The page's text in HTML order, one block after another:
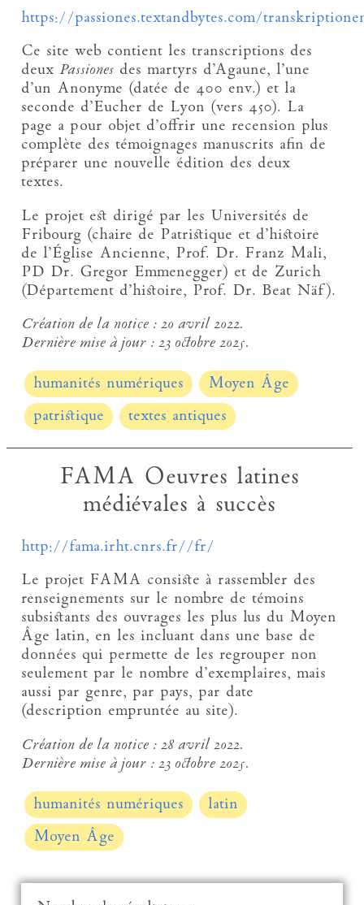
https://passiones.textandbytes.com/
Ce site web contient les transcriptions des
deux Passiones des martyrs d’Agaune, l’une
d’un Anonyme (datée de 400 env.) et la
seconde d’Eucher de Lyon (vers 450). La
page a pour objet d’offrir une recension plus
complète des témoignages manuscrits afin de
préparer une nouvelle édition des deux
textes.
Le projet est dirigé par les Universités de
Fribourg (chaire de Patristique et d’histoire
de l’Église Ancienne, Prof. Dr. Franz Mali,
PD Dr. Gregor Emmenegger) et de Zurich
(Département d’histoire, Prof. Dr. Beat Näf).
Création de la notice :20 avril 2022.
Dernière mise à jour :23 octobre 2025.
humanités numériques
Moyen Âge
patristique
textes antiques
FAMA Oeuvres latines
médiévales à succès
http://fama.irht.cnrs.fr//fr/
Le projet FAMA consiste à rassembler des
renseignements sur le nombre de témoins
subsistants des ouvrages les plus lus du Moyen
Âge latin, en les incluant dans une base de
données qui permette de les regrouper non
seulement par le nombre d’exemplaires, mais
aussi par genre, par pays, par date
(description empruntée au site).
Création de la notice :28 avril 2022.
Dernière mise à jour :23 octobre 2025.
humanités numériques
latin
Moyen Âge